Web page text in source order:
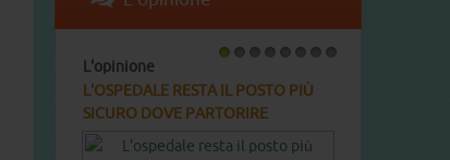
L'opinione
L'OSPEDALE RESTA IL POSTO PIÙ
SICURO DOVE PARTORIRE